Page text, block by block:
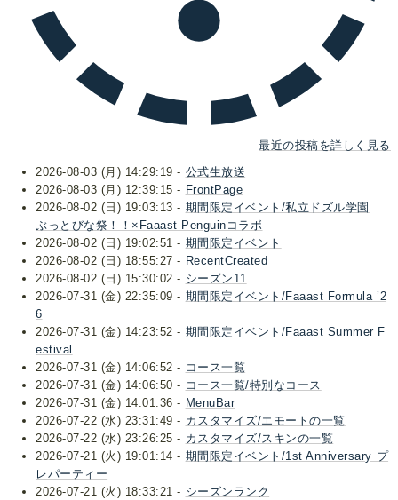
最近の投稿を詳しく見る
2026-08-03 (月) 14:29:19 - 公式生放送
2026-08-03 (月) 12:39:15 - FrontPage
2026-08-02 (日) 19:03:13 - 期間限定イベント/私立ドズル学園
ぶっとびな祭！！×Faaast Penguinコラボ
2026-08-02 (日) 19:02:51 - 期間限定イベント
2026-08-02 (日) 18:55:27 - RecentCreated
2026-08-02 (日) 15:30:02 - シーズン11
2026-07-31 (金) 22:35:09 - 期間限定イベント/Faaast Formula ’2
6
2026-07-31 (金) 14:23:52 - 期間限定イベント/Faaast Summer F
estival
2026-07-31 (金) 14:06:52 - コース一覧
2026-07-31 (金) 14:06:50 - コース一覧/特別なコース
2026-07-31 (金) 14:01:36 - MenuBar
2026-07-22 (水) 23:31:49 - カスタマイズ/エモートの一覧
2026-07-22 (水) 23:26:25 - カスタマイズ/スキンの一覧
2026-07-21 (火) 19:01:14 - 期間限定イベント/1st Anniversary プ
レパーティー
2026-07-21 (火) 18:33:21 - シーズンランク